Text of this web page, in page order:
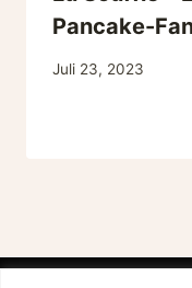
Pancake-
Juli 23, 2023